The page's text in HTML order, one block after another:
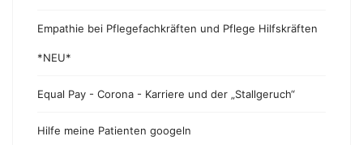
Empathie bei Pflegefachkräften und Pflege Hilfskräften
*NEU*
Equal Pay - Corona - Karriere und der „Stallgeruch“
Hilfe meine Patienten googeln